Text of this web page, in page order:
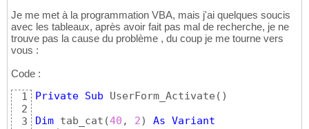
Je me met à la programmation VBA, mais j'ai quelques soucis
avec les tableaux, après avoir fait pas mal de recherche, je ne
trouve pas la cause du problème , du coup je me tourne vers
vous :
Code :
1
2
3
Private Sub UserForm_Activate ( )
Dim tab_cat (40 , 2) As Variant